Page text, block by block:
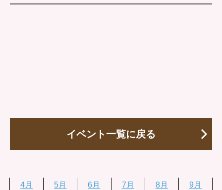
イベント一覧に戻る
4月 5月 6月 7月 8月
9月